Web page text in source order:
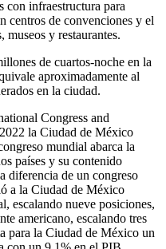
con infraestructura para
centros de convenciones y el
museos y restaurantes.
de cuartos-noche en la
aproximadamente al
en la ciudad.
Congress and
la Ciudad de México
mundial abarca la
países y su contenido
diferencia de un congreso
a la Ciudad de México
escalando nueve posiciones,
americano, escalando tres
para la Ciudad de México un